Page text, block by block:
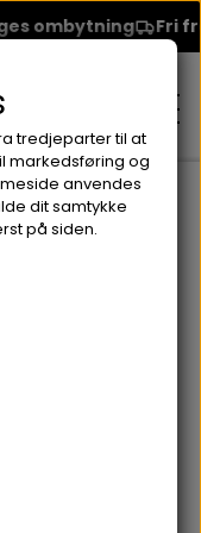
ombytning Fri
HAIR LOSS
tredjeparter til at
markedsføring og
anvendes
dit samtykke
på siden.